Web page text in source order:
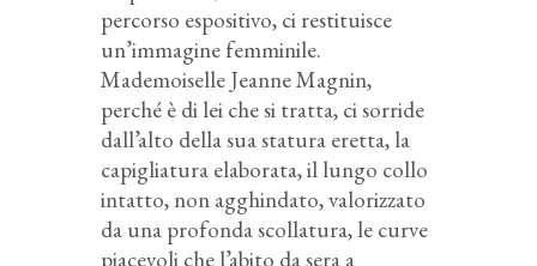
percorso espositivo, ci restituisce
un’immagine femminile.
Mademoiselle Jeanne Magnin,
perché è di lei che si tratta, ci sorride
dall’alto della sua statura eretta, la
capigliatura elaborata, il lungo collo
intatto, non agghindato, valorizzato
da una profonda scollatura, le curve
piacevoli che l’abito da sera a